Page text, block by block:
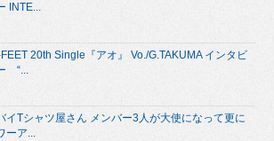
INTE...
20th Single『アオ』 Vo./G.TAKUMA インタビ
“...
イTシャツ屋さん メンバー3人が大使になって更に
ーア...